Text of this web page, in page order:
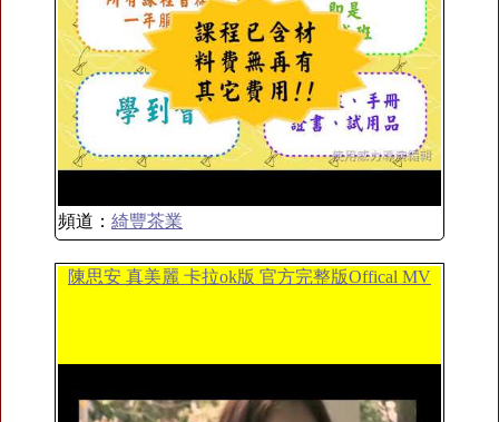
頻道： 綺豐茶業
陳思安 真美麗 卡拉ok版 官方完整版Offical MV